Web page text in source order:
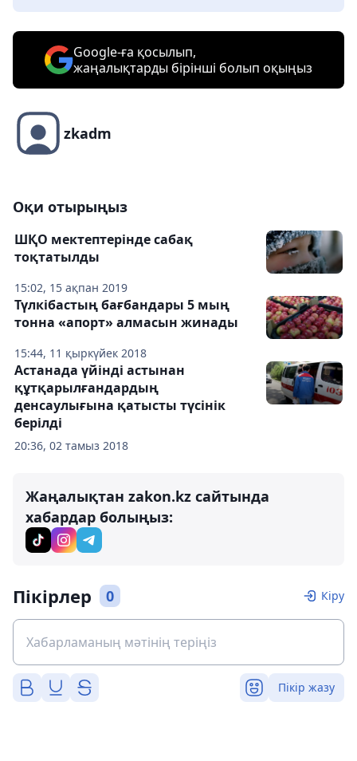
Google-ға қосылып,
жаңалықтарды бірінші болып оқыңыз
zkadm
Оқи отырыңыз
15:02, 15 ақпан 2019
ШҚО мектептерінде сабақ
тоқтатылды
15:44, 11 қыркүйек 2018
Түлкібастың бағбандары 5 мың
тонна «апорт» алмасын жинады
20:36, 02 тамыз 2018
Астанада үйінді астынан
құтқарылғандардың
денсаулығына қатысты түсінік
берілді
Жаңалықтан zakon.kz сайтында
хабардар болыңыз:
Пікірлер 0 Кіру
Пікір жазу